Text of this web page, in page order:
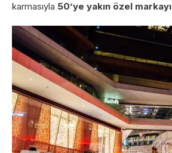
karmasıyla 50’ye yakın özel markayı